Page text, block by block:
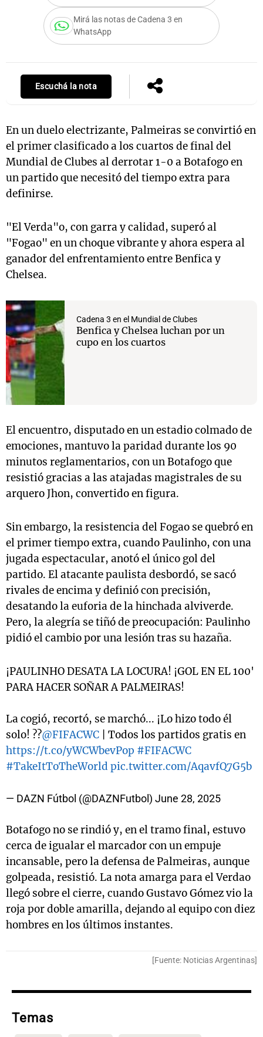
Mirá las notas de Cadena 3 en
WhatsApp
Escuchá la nota
En un duelo electrizante, Palmeiras se convirtió en
el primer clasificado a los cuartos de final del
Mundial de Clubes al derrotar 1-0 a Botafogo en
un partido que necesitó del tiempo extra para
definirse.
"El Verda"o, con garra y calidad, superó al
"Fogao" en un choque vibrante y ahora espera al
ganador del enfrentamiento entre Benfica y
Chelsea.
Cadena 3 en el Mundial de Clubes
Benfica y Chelsea luchan por un
cupo en los cuartos
El encuentro, disputado en un estadio colmado de
emociones, mantuvo la paridad durante los 90
minutos reglamentarios, con un Botafogo que
resistió gracias a las atajadas magistrales de su
arquero Jhon, convertido en figura.
Sin embargo, la resistencia del Fogao se quebró en
el primer tiempo extra, cuando Paulinho, con una
jugada espectacular, anotó el único gol del
partido. El atacante paulista desbordó, se sacó
rivales de encima y definió con precisión,
desatando la euforia de la hinchada alviverde.
Pero, la alegría se tiñó de preocupación: Paulinho
pidió el cambio por una lesión tras su hazaña.
¡PAULINHO DESATA LA LOCURA! ¡GOL EN EL 100'
PARA HACER SOÑAR A PALMEIRAS!
La cogió, recortó, se marchó... ¡Lo hizo todo él
solo! ??@FIFACWC | Todos los partidos gratis en
https://t.co/yWCWbevPop #FIFACWC
#TakeItToTheWorld pic.twitter.com/AqavfQ7G5b
— DAZN Fútbol (@DAZNFutbol) June 28, 2025
Botafogo no se rindió y, en el tramo final, estuvo
cerca de igualar el marcador con un empuje
incansable, pero la defensa de Palmeiras, aunque
golpeada, resistió. La nota amarga para el Verdao
llegó sobre el cierre, cuando Gustavo Gómez vio la
roja por doble amarilla, dejando al equipo con diez
hombres en los últimos instantes.
[Fuente: Noticias Argentinas]
Temas
Mundial 2026